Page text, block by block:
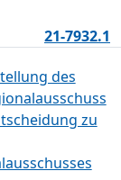
21-7932.1
des
zu